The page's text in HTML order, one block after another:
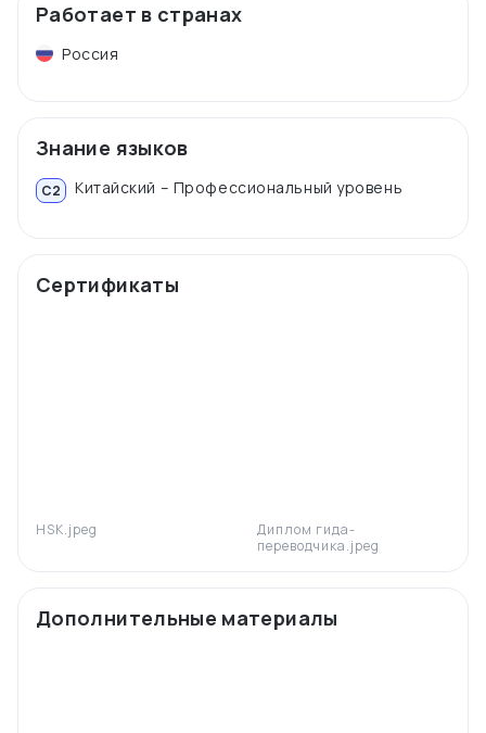
Работает в странах
Россия
Знание языков
C2 Китайский – Профессиональный уровень
Сертификаты
HSK.jpeg
Диплом гида-
переводчика.jpeg
Дополнительные материалы